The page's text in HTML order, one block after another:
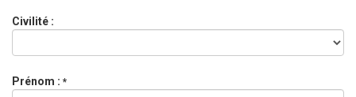
Civilité :
Prénom : *